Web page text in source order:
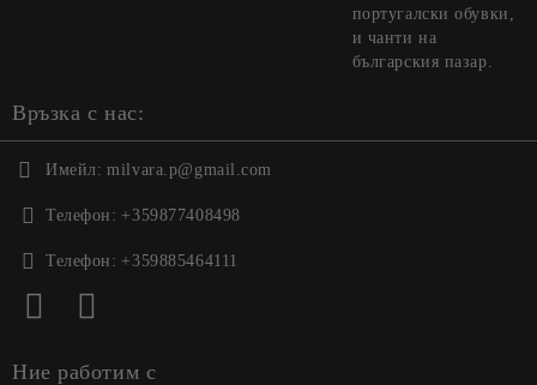
португалски обувки,
и чанти на
българския пазар.
Връзка с нас:
Имейл: milvara.p@gmail.com
Телефон: +359877408498
Телефон: +359885464111
Ние работим с